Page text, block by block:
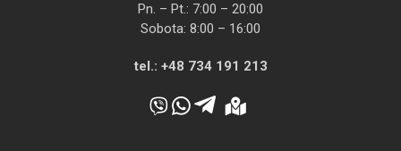
Pn. – Pt.: 7:00 – 20:00
Sobota: 8:00 – 16:00
tel.: +48 734 191 213